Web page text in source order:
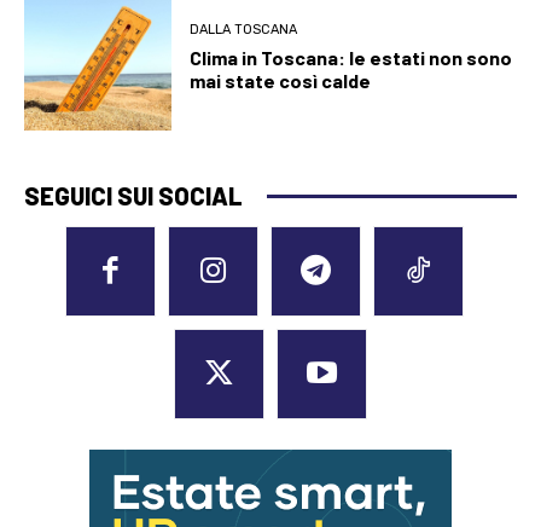
DALLA TOSCANA
Clima in Toscana: le estati non sono
mai state così calde
SEGUICI SUI SOCIAL